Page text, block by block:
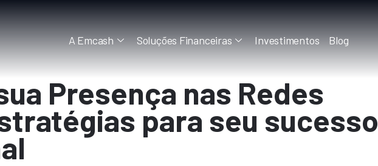
A Emcash Soluções Financeiras Investimentos Blog
Presença nas Redes
para seu sucesso